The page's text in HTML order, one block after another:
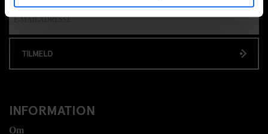
TILMELD
INFORMATION
Om